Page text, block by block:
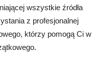
wszystkie źródła
z profesjonalnej
którzy pomogą Ci w